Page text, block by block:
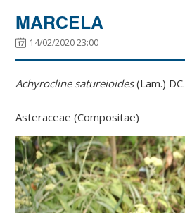
MARCELA
14/02/2020 23:00
Achyrocline satureioides(Lam.) DC.
Asteraceae (Compositae)